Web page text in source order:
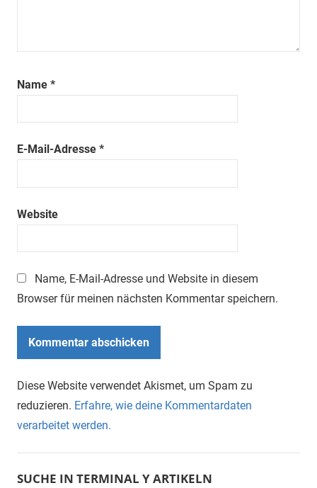
Name *
E-Mail-Adresse *
Website
Name, E-Mail-Adresse und Website in diesem
Browser für meinen nächsten Kommentar speichern.
Diese Website verwendet Akismet, um Spam zu
reduzieren. Erfahre, wie deine Kommentardaten
verarbeitet werden.
SUCHE IN TERMINAL Y ARTIKELN